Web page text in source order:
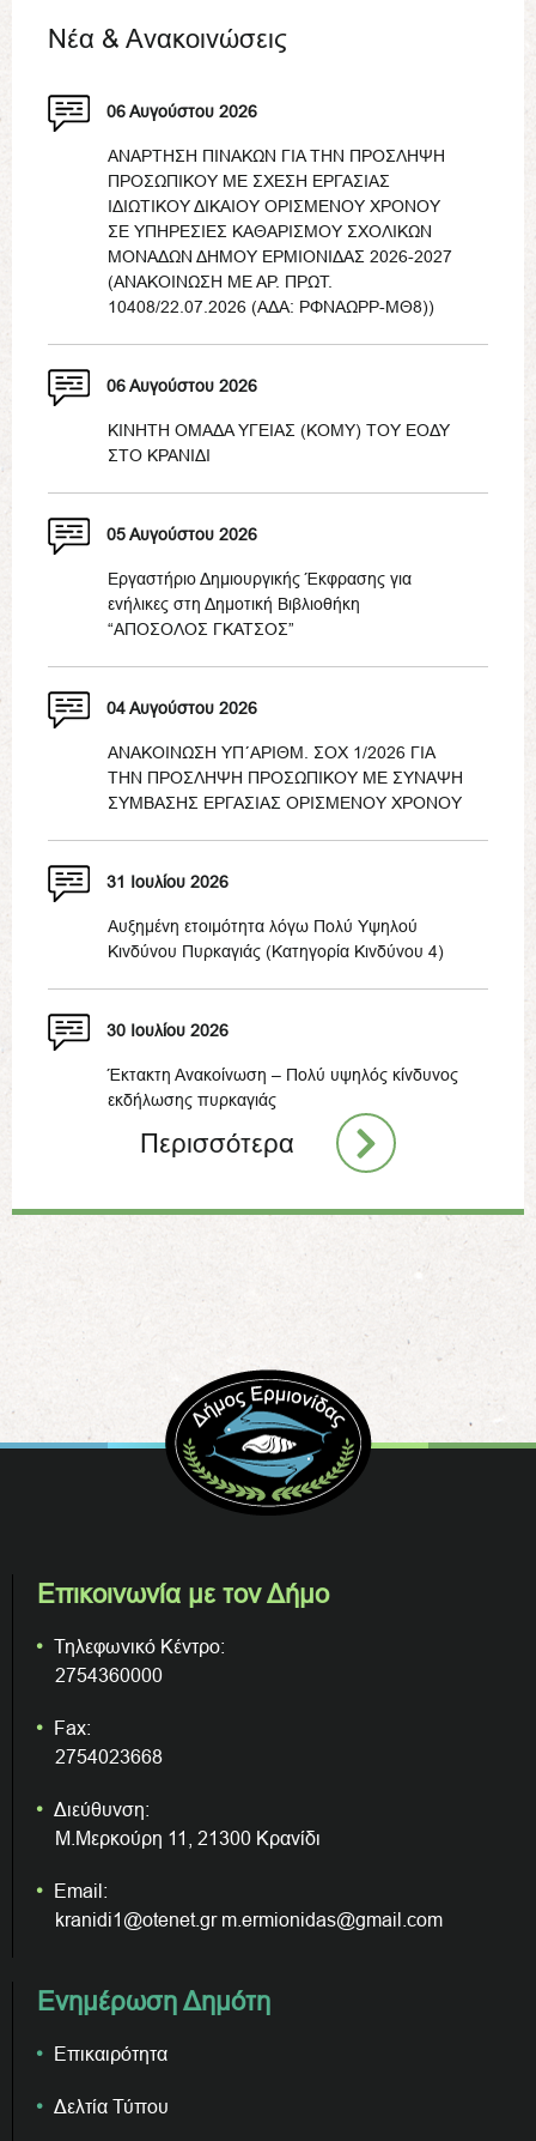
Νέα & Ανακοινώσεις
06 Αυγούστου 2026
ΑΝΑΡΤΗΣΗ ΠΙΝΑΚΩΝ ΓΙΑ ΤΗΝ ΠΡΟΣΛΗΨΗ
ΠΡΟΣΩΠΙΚΟΥ ΜΕ ΣΧΕΣΗ ΕΡΓΑΣΙΑΣ
ΙΔΙΩΤΙΚΟΥ ΔΙΚΑΙΟΥ ΟΡΙΣΜΕΝΟΥ ΧΡΟΝΟΥ
ΣΕ ΥΠΗΡΕΣΙΕΣ ΚΑΘΑΡΙΣΜΟΥ ΣΧΟΛΙΚΩΝ
ΜΟΝΑΔΩΝ ΔΗΜΟΥ ΕΡΜΙΟΝΙΔΑΣ 2026-2027
(ΑΝΑΚΟΙΝΩΣΗ ΜΕ ΑΡ. ΠΡΩΤ.
10408/22.07.2026 (ΑΔΑ: ΡΦΝΑΩΡΡ-ΜΘ8))
06 Αυγούστου 2026
ΚΙΝΗΤΗ ΟΜΑΔΑ ΥΓΕΙΑΣ (ΚΟΜΥ) ΤΟΥ ΕΟΔΥ
ΣΤΟ ΚΡΑΝΙΔΙ
05 Αυγούστου 2026
Εργαστήριο Δημιουργικής Έκφρασης για
ενήλικες στη Δημοτική Βιβλιοθήκη
“ΑΠΟΣΟΛΟΣ ΓΚΑΤΣΟΣ”
04 Αυγούστου 2026
ΑΝΑΚΟΙΝΩΣΗ ΥΠ΄ΑΡΙΘΜ. ΣΟΧ 1/2026 ΓΙΑ
ΤΗΝ ΠΡΟΣΛΗΨΗ ΠΡΟΣΩΠΙΚΟΥ ΜΕ ΣΥΝΑΨΗ
ΣΥΜΒΑΣΗΣ ΕΡΓΑΣΙΑΣ ΟΡΙΣΜΕΝΟΥ ΧΡΟΝΟΥ
31 Ιουλίου 2026
Αυξημένη ετοιμότητα λόγω Πολύ Υψηλού
Κινδύνου Πυρκαγιάς (Κατηγορία Κινδύνου 4)
30 Ιουλίου 2026
Έκτακτη Ανακοίνωση – Πολύ υψηλός κίνδυνος
εκδήλωσης πυρκαγιάς
Περισσότερα
Επικοινωνία με τον Δήμο
Τηλεφωνικό Κέντρο:
2754360000
Fax:
2754023668
Διεύθυνση:
Μ.Μερκούρη 11, 21300 Κρανίδι
Email:
kranidi1@otenet.gr m.ermionidas@gmail.com
Ενημέρωση Δημότη
Επικαιρότητα
Δελτία Τύπου